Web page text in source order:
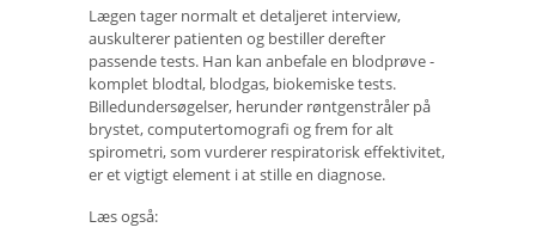
Lægen tager normalt et detaljeret interview,
auskulterer patienten og bestiller derefter
passende tests. Han kan anbefale en blodprøve -
komplet blodtal, blodgas, biokemiske tests.
Billedundersøgelser, herunder røntgenstråler på
brystet, computertomografi og frem for alt
spirometri, som vurderer respiratorisk effektivitet,
er et vigtigt element i at stille en diagnose.
Læs også: